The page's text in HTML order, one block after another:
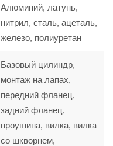
Алюминий, латунь,
нитрил, сталь, ацеталь,
железо, полиуретан
Базовый цилиндр,
монтаж на лапах,
передний фланец,
задний фланец,
проушина, вилка, вилка
со шкворнем,